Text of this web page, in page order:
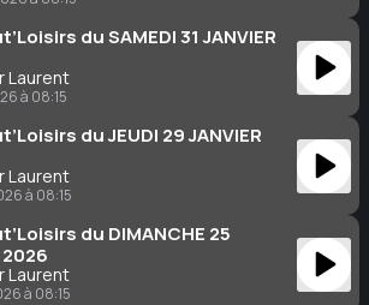
du SAMEDI 31 JANVIER
Laurent
à 08:15
du JEUDI 29 JANVIER
Laurent
à 08:15
du DIMANCHE 25
2026
Laurent
à 08:15